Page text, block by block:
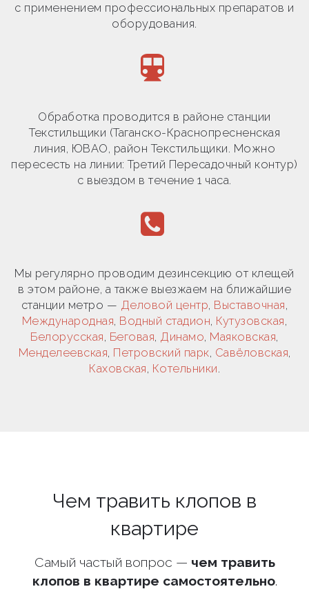
с применением профессиональных препаратов и
оборудования.
Обработка проводится в районе станции
Текстильщики (Таганско-Краснопресненская
линия, ЮВАО, район Текстильщики. Можно
пересесть на линии: Третий Пересадочный контур)
с выездом в течение 1 часа.
Мы регулярно проводим дезинсекцию от клещей
в этом районе, а также выезжаем на ближайшие
станции метро — Деловой центр, Выставочная,
Международная, Водный стадион, Кутузовская,
Белорусская, Беговая, Динамо, Маяковская,
Менделеевская, Петровский парк, Савёловская,
Каховская, Котельники.
Чем травить клопов в
квартире
Самый частый вопрос — чем травить
клопов в квартире самостоятельно.